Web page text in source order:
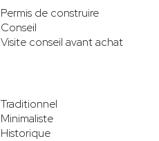
Permis de construire
Conseil
Visite conseil avant achat
Traditionnel
Minimaliste
Historique